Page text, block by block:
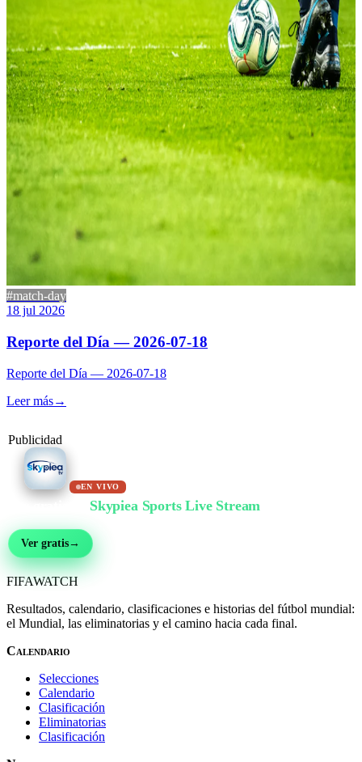
#match-day
18 jul 2026
Reporte del Día — 2026-07-18
Reporte del Día — 2026-07-18
Leer más→
Publicidad
EN VIVO
Skypiea Sports Live Stream
Ver gratis→
FIFAWATCH
Resultados, calendario, clasificaciones e historias del fútbol mundial:
el Mundial, las eliminatorias y el camino hacia cada final.
Calendario
Selecciones
Calendario
Clasificación
Eliminatorias
Clasificación